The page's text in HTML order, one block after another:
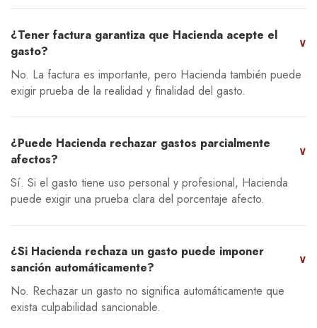
¿Tener factura garantiza que Hacienda acepte el
gasto?
∨
No. La factura es importante, pero Hacienda también puede
exigir prueba de la realidad y finalidad del gasto.
¿Puede Hacienda rechazar gastos parcialmente
afectos?
∨
Sí. Si el gasto tiene uso personal y profesional, Hacienda
puede exigir una prueba clara del porcentaje afecto.
¿Si Hacienda rechaza un gasto puede imponer
sanción automáticamente?
∨
No. Rechazar un gasto no significa automáticamente que
exista culpabilidad sancionable.